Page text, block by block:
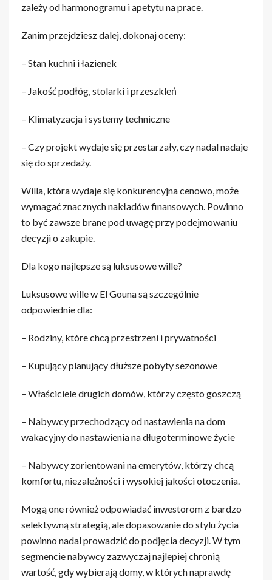
zależy od harmonogramu i apetytu na prace.
Zanim przejdziesz dalej, dokonaj oceny:
– Stan kuchni i łazienek
– Jakość podłóg, stolarki i przeszkleń
– Klimatyzacja i systemy techniczne
– Czy projekt wydaje się przestarzały, czy nadal nadaje
się do sprzedaży.
Willa, która wydaje się konkurencyjna cenowo, może
wymagać znacznych nakładów finansowych. Powinno
to być zawsze brane pod uwagę przy podejmowaniu
decyzji o zakupie.
Dla kogo najlepsze są luksusowe wille?
Luksusowe wille w El Gouna są szczególnie
odpowiednie dla:
– Rodziny, które chcą przestrzeni i prywatności
– Kupujący planujący dłuższe pobyty sezonowe
– Właściciele drugich domów, którzy często goszczą
– Nabywcy przechodzący od nastawienia na dom
wakacyjny do nastawienia na długoterminowe życie
– Nabywcy zorientowani na emerytów, którzy chcą
komfortu, niezależności i wysokiej jakości otoczenia.
Mogą one również odpowiadać inwestorom z bardzo
selektywną strategią, ale dopasowanie do stylu życia
powinno nadal prowadzić do podjęcia decyzji. W tym
segmencie nabywcy zazwyczaj najlepiej chronią
wartość, gdy wybierają domy, w których naprawdę